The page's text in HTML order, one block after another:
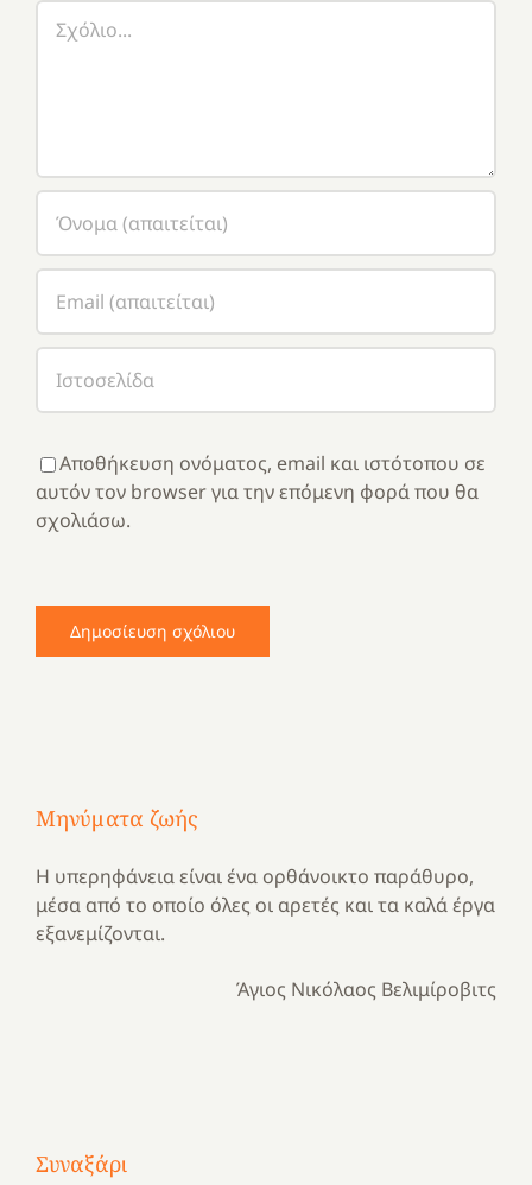
Αποθήκευση ονόματος, email και ιστότοπου σε
αυτόν τον browser για την επόμενη φορά που θα
σχολιάσω.
Μηνύματα ζωής
Η υπερηφάνεια είναι ένα ορθάνοικτο παράθυρο,
μέσα από το οποίο όλες οι αρετές και τα καλά έργα
εξανεμίζονται.
Άγιος Νικόλαος Βελιμίροβιτς
Συναξάρι
χρονιά
καρδιά
στιγμές